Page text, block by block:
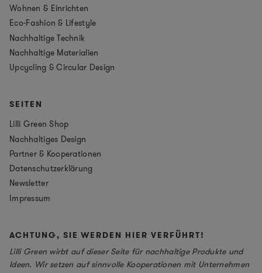
Wohnen & Einrichten
Eco-Fashion & Lifestyle
Nachhaltige Technik
Nachhaltige Materialien
Upcycling & Circular Design
SEITEN
Lilli Green Shop
Nachhaltiges Design
Partner & Kooperationen
Datenschutzerklärung
Newsletter
Impressum
ACHTUNG, SIE WERDEN HIER VERFÜHRT!
Lilli Green wirbt auf dieser Seite für nachhaltige Produkte und
Ideen. Wir setzen auf sinnvolle Kooperationen mit Unternehmen